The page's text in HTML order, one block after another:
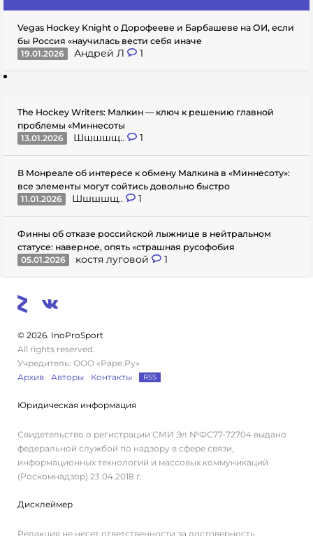
Vegas Hockey Knight о Дорофееве и Барбашеве на ОИ, если
бы Россия «научилась вести себя иначе
19.01.2026
Андрей Л 1
The Hockey Writers: Малкин — ключ к решению главной
проблемы «Миннесоты
13.01.2026
Шшшшщ.. 1
В Монреале об интересе к обмену Малкина в «Миннесоту»:
все элементы могут сойтись довольно быстро
11.01.2026
Шшшшщ.. 1
Финны об отказе российской лыжнице в нейтральном
статусе: наверное, опять «страшная русофобия
05.01.2026
костя луговой 1
© 2026. InoProSport
All rights reserved.
Учредитель: ООО «Раре.Ру»
Архив
Авторы Контакты RSS
Юридическая информация
Свидетельство о регистрации СМИ Эл №ФС77-72704 выдано
федеральной службой по надзору в сфере связи,
информационных технологий и массовых коммуникаций
(Роскомнадзор) 23.04.2018 г.
Дисклеймер
Редакция не несет ответственности за достоверность